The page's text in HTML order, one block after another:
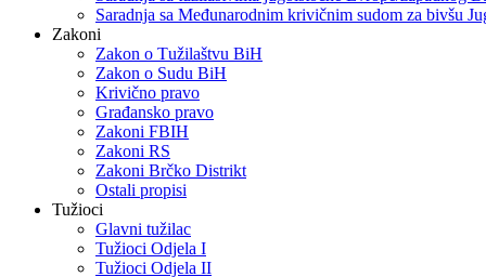
Saradnja sa Međunarodnim krivičnim sudom za bivšu
Zakoni
Zakon o Тužilaštvu BiH
Zakon o Sudu BiH
Krivično pravo
Građansko pravo
Zakoni FBIH
Zakoni RS
Zakoni Brčko Distrikt
Ostali propisi
Tužioci
Glavni tužilac
Tužioci Odjela I
Tužioci Odjela II